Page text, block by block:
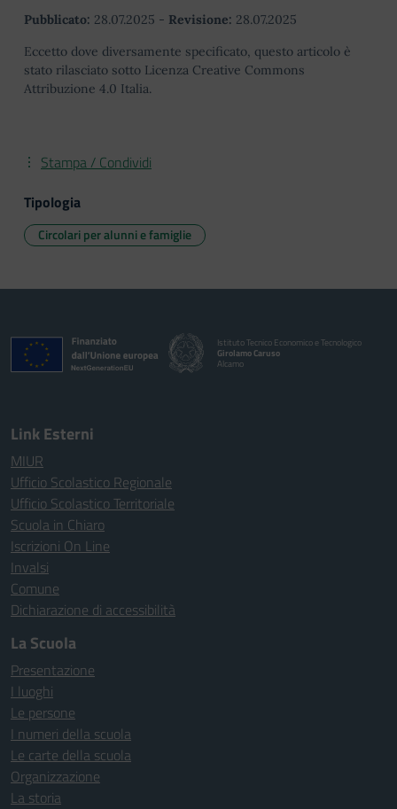
Pubblicato: 28.07.2025 - Revisione: 28.07.2025
Eccetto dove diversamente specificato, questo articolo è
stato rilasciato sotto Licenza Creative Commons
Attribuzione 4.0 Italia.
Stampa / Condividi
Tipologia
Circolari per alunni e famiglie
Istituto Tecnico Economico e Tecnologico
Girolamo Caruso
Alcamo
Link Esterni
MIUR
Ufficio Scolastico Regionale
Ufficio Scolastico Territoriale
Scuola in Chiaro
Iscrizioni On Line
Invalsi
Comune
Dichiarazione di accessibilità
La Scuola
Presentazione
I luoghi
Le persone
I numeri della scuola
Le carte della scuola
Organizzazione
La storia